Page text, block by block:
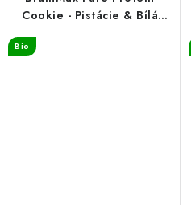
Cookie - Pistácie & Bílá
čokoláda, BIO, 60 g
Bio